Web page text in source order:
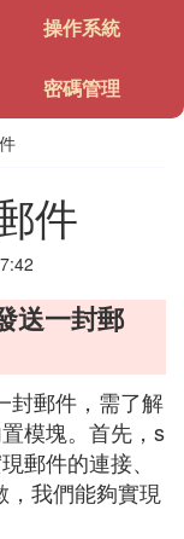
操作系統
密碼管理
件
送一封郵
封郵件，需了解
模塊。首先，s
郵件的連接、
我們能夠實現